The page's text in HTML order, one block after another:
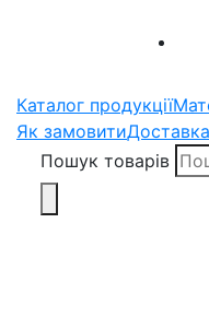
Каталог продукції
Як замовитиДоставка
Пошук товарів